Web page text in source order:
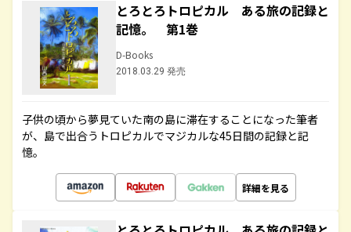
とろとろトロピカル ある旅の記録と
記憶。 第1巻
D-Books
2018.03.29 発売
子供の頃から夢見ていた南の島に滞在することになった筆者
が、島で出合うトロピカルでマジカルな45日間の記録と記
憶。
詳細を見る